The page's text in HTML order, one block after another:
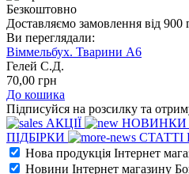
Безкоштовно
Доставляємо замовлення від 900
Ви переглядали:
Віммельбух. Тварини А6
Гелей С.Д.
70,00 грн
До кошика
Підписуйся на розсилку та
АКЦІЇ
НОВИНКИ
ПІДБІРКИ
СТАТТІ
Нова продукція Інтернет
Новини Інтернет магазину